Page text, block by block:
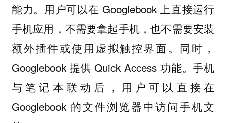
能力。用户可以在 Googlebook 上直接运行
手机应用，不需要拿起手机，也不需要安装
额外插件或使用虚拟触控界面。同时，
Googlebook 提供 Quick Access 功能。手机
与笔记本联动后，用户可以直接在
Googlebook 的文件浏览器中访问手机文